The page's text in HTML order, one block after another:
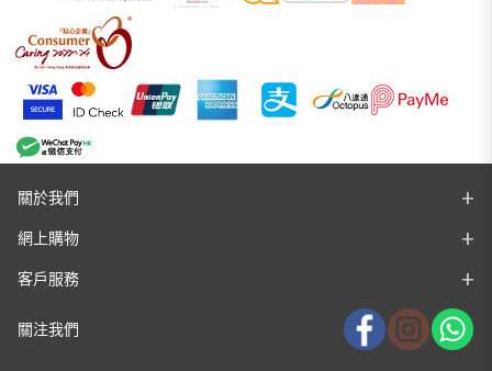
關於我們
網上購物
客戶服務
關注我們